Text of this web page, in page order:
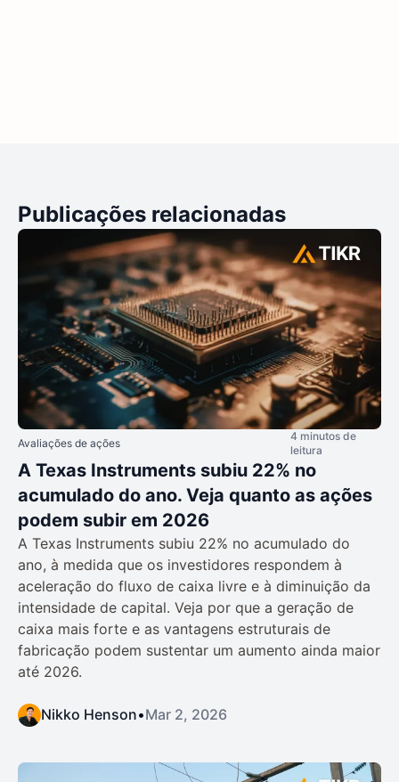
Publicações relacionadas
Avaliações de ações
4 minutos de
leitura
A Texas Instruments subiu 22% no
acumulado do ano. Veja quanto as ações
podem subir em 2026
A Texas Instruments subiu 22% no acumulado do
ano, à medida que os investidores respondem à
aceleração do fluxo de caixa livre e à diminuição da
intensidade de capital. Veja por que a geração de
caixa mais forte e as vantagens estruturais de
fabricação podem sustentar um aumento ainda maior
até 2026.
Nikko Henson•Mar 2, 2026